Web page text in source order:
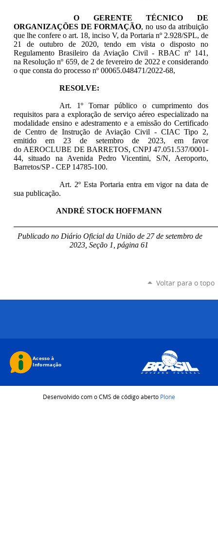
O GERENTE TÉCNICO DE
ORGANIZAÇÕES DE FORMAÇÃO, no uso da atribuição
que lhe confere o art. 18, inciso V, da Portaria nº 2.928/SPL, de
21 de outubro de 2020, tendo em vista o disposto no
Regulamento Brasileiro da Aviação Civil - RBAC nº 141,
na Resolução nº 659, de 2 de fevereiro de 2022 e considerando
o que consta do processo nº 00065.048471/2022-68,
RESOLVE:
Art. 1º Tornar público o cumprimento dos
requisitos para a exploração de serviço aéreo especializado na
modalidade ensino e adestramento e a emissão do Certificado
de Centro de Instrução de Aviação Civil - CIAC Tipo 2,
emitido em 23 de setembro de 2023, em favor
do AEROCLUBE DE BARRETOS, CNPJ 47.051.537/0001-
44, situado na Avenida Pedro Vicentini, S/N, Aeroporto,
Barretos/SP - CEP 14785-100.
Art. 2º Esta Portaria entra em vigor na data de
sua publicação.
ANDRÉ STOCK HOFFMANN
Publicado no Diário Oficial da União de 27 de setembro de
2023, Seção 1, página 61
Voltar para o topo
Desenvolvido com o CMS de código aberto Plone